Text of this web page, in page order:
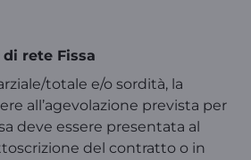
rete Fissa
totale e/o sordità, la
all’agevolazione prevista per
deve essere presentata al
del contratto o in